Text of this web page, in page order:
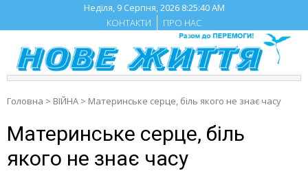
content
Неділя, 9 Серпня, 2026 8:25:42 AM
КОНТАКТИ
ПРО НАС
Головна > ВІЙНА > Материнське серце, біль якого не знає часу
Материнське серце, біль
якого не знає часу